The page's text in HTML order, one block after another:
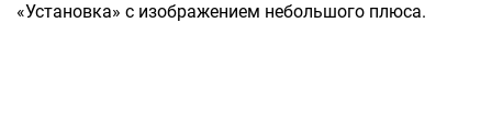
«Установка» с изображением небольшого плюса.